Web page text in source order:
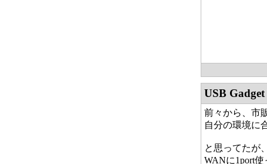
USB
前々から、市
自分の環境に
と思ってたが
WANに1port